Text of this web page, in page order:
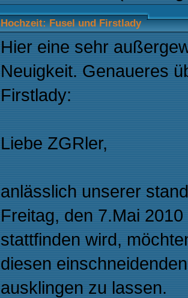
Hochzeit: Fusel und Firstlady
Hier eine sehr
Neuigkeit. Genaueres
Firstlady:
Liebe ZGRler,
anlässlich unserer
Freitag, den 7.Mai
stattfinden wird,
diesen
ausklingen zu lassen.